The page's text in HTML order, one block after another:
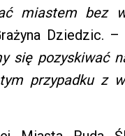
miastem bez
Dziedzic. –
się pozyskiwać
przypadku z